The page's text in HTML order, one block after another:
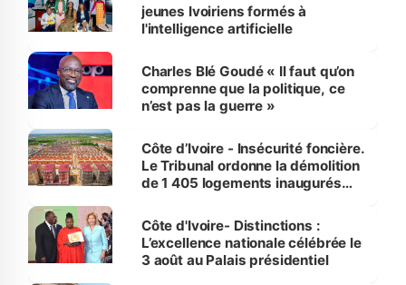
jeunes Ivoiriens formés à
l'intelligence artificielle
Charles Blé Goudé « Il faut qu’on
comprenne que la politique, ce
n’est pas la guerre »
Côte d’Ivoire - Insécurité foncière.
Le Tribunal ordonne la démolition
de 1 405 logements inaugurés
Bassam
Côte d'Ivoire- Distinctions :
L’excellence nationale célébrée le
3 août au Palais présidentiel